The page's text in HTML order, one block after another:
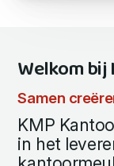
Welkom
Samen
KMP
in het